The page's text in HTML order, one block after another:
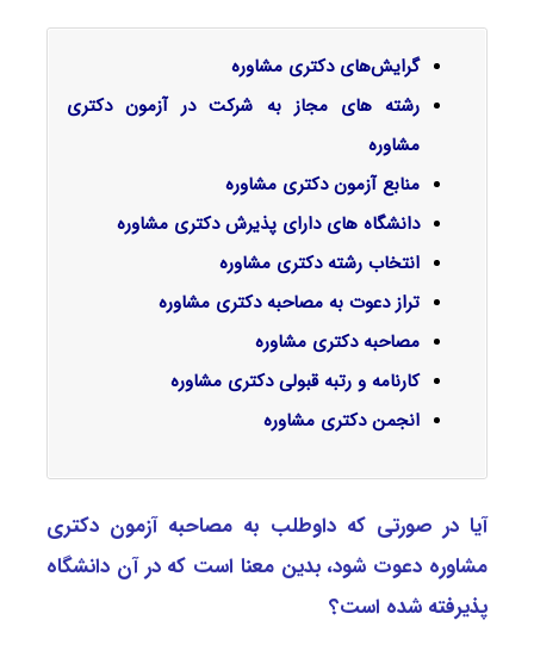
گرایش‌های دکتری ﻣﺸﺎوره
رشته های مجاز به شرکت در آزمون دکتری
مشاوره
منابع آزمون دکتری مشاوره
دانشگاه های دارای پذیرش دکتری مشاوره
انتخاب رشته دکتری مشاوره
تراز دعوت به مصاحبه دکتری مشاوره
مصاحبه دکتری مشاوره
کارنامه و رتبه قبولی دکتری مشاوره
انجمن دکتری مشاوره
آیا در صورتی که داوطلب به مصاحبه آزمون دکتری
ﻣﺸﺎوره دعوت شود، بدین معنا است که در آن دانشگاه
پذیرفته شده است؟